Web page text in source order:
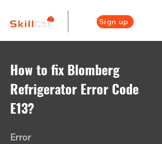
Sign up
How to fix Blomberg
Refrigerator Error Code
E13?
Error